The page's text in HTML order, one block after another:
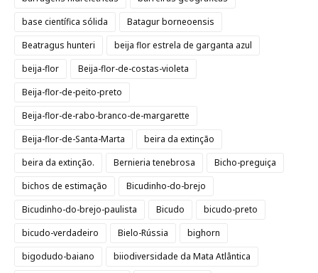
base científica sólida
Batagur borneoensis
Beatragus hunteri
beija flor estrela de garganta azul
beija-flor
Beija-flor-de-costas-violeta
Beija-flor-de-peito-preto
Beija-flor-de-rabo-branco-de-margarette
Beija-flor-de-Santa-Marta
beira da extinção
beira da extinção.
Bernieria tenebrosa
Bicho-preguiça
bichos de estimação
Bicudinho-do-brejo
Bicudinho-do-brejo-paulista
Bicudo
bicudo-preto
bicudo-verdadeiro
Bielo-Rússia
bighorn
bigodudo-baiano
biiodiversidade da Mata Atlântica